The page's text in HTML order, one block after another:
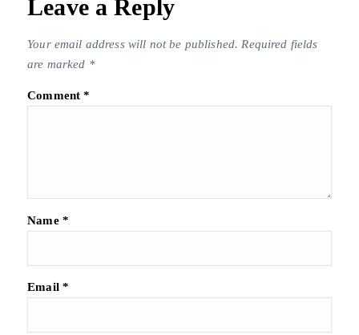
Leave a Reply
Your email address will not be published. Required fields
are marked *
Comment*
Name *
Email *